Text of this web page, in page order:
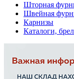
Шторная
Швейная
Карнизы
Каталоги,